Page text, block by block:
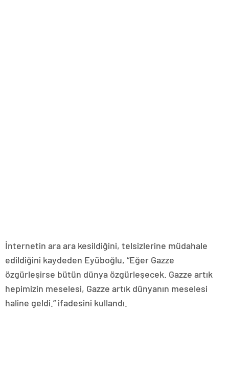
İnternetin ara ara kesildiğini, telsizlerine müdahale
edildiğini kaydeden Eyüboğlu, “Eğer Gazze
özgürleşirse bütün dünya özgürleşecek. Gazze artık
hepimizin meselesi, Gazze artık dünyanın meselesi
haline geldi.” ifadesini kullandı.